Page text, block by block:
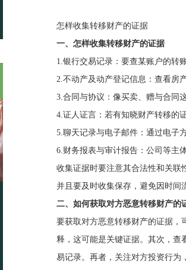
怎样收集转移财产的证据
一、怎样收集转移财产的证据
1.银行交易记录：要查某账户的转
2.不动产及动产登记信息：查看房
3.合同与协议：像买卖、赠与合同
4.证人证言：若有知晓财产转移的
5.聊天记录与电子邮件：通过电子
6.财务报表与审计报告：公司等主
收集证据时要注意其合法性和关联
并且要及时收集保存，避免因时间
二、如何获取对方恶意转移财产的
要获取对方恶意转移财产的证据，
释，这可能是关键证据。其次，查
易记录。再者，关注对方投资行为